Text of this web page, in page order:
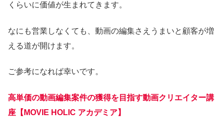
くらいに価値が生まれてきます。
なにも営業しなくても、動画の編集さえうまいと顧客が増
える道が開けます。
ご参考になれば幸いです。
高単価の動画編集案件の獲得を目指す動画クリエイター講
座【MOVIE HOLIC アカデミア】